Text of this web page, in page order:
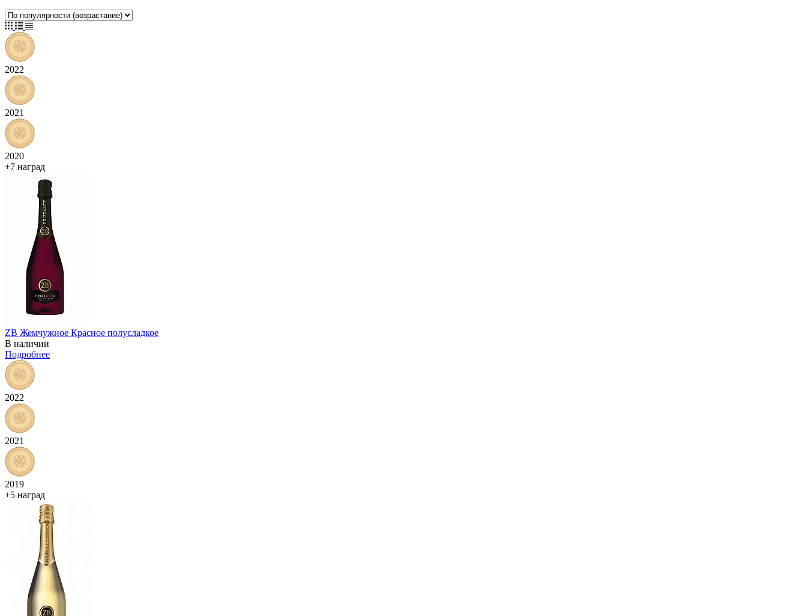
2022
2021
2020
+7 наград
ZB Жемчужное Красное полусладкое
В наличии
Подробнее
2022
2021
2019
+5 наград